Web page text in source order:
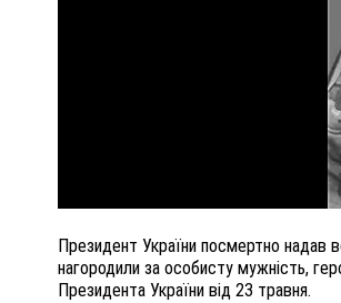
Президент України посмертно надав
нагородили за особисту мужність,
Президента України від 23 травня.
ПОЛІЦІЯ ПОЛТАВЩИНИ